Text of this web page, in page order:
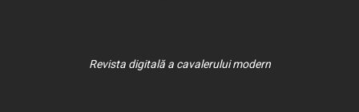
Revista digitală a cavalerului modern